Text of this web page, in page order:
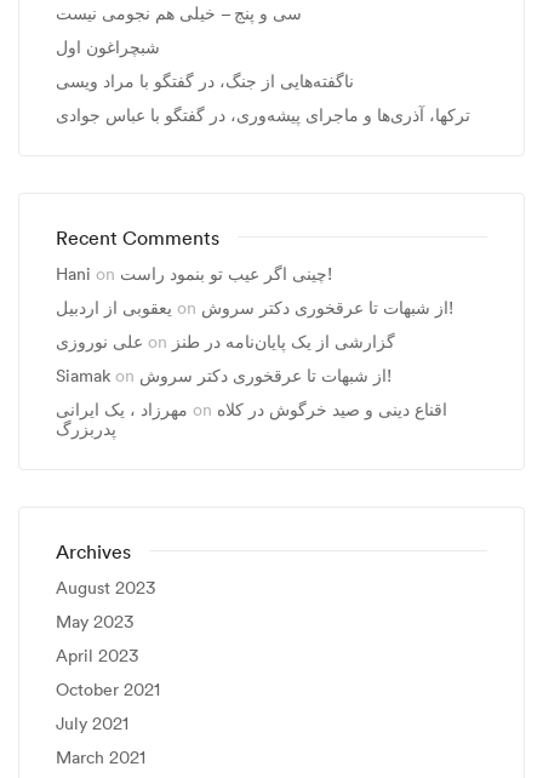
سی و پنج – خیلی هم نجومی نیست
شبچراغون اول
ناگفته‌هایی از جنگ، در گفتگو با مراد ویسی
ترکها، آذری‌ها و ماجرای پیشه‌وری، در گفتگو با عباس جوادی
Recent Comments
Hani on
چینی اگر عیب تو بنمود راست!
یعقوبی از اردبیل on
از شبهات تا عرقخوری دکتر سروش!
علی نوروزی on گزارشی از یک پایان‌نامه در طنز
Siamak on
از شبهات تا عرقخوری دکتر سروش!
مهرزاد ، يک ايرانی on اقناع دینی و صید خرگوش در کلاه
پدربزرگ
Archives
August 2023
May 2023
April 2023
October 2021
July 2021
March 2021